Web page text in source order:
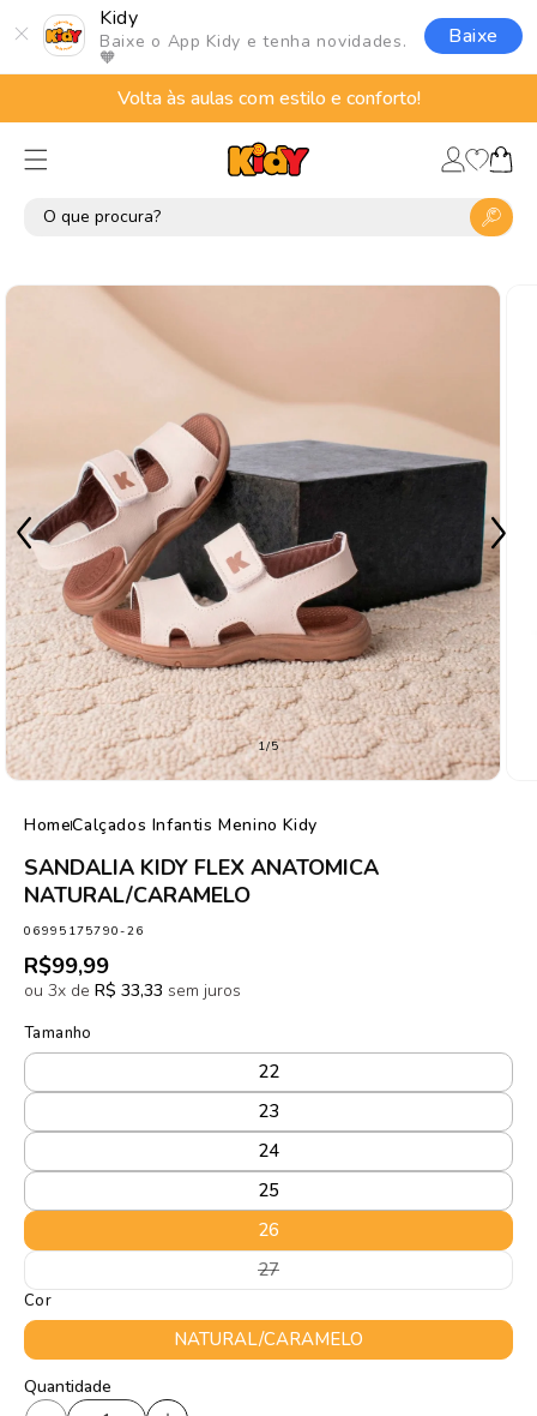
Kidy
Baixe o App Kidy e tenha novidades.
🧡
Baixe
para o
conteúdo
Volta às aulas com estilo e conforto!
Fazer
login
Lista
deCarrinho
1/de
5
HomeCalçados Infantis Menino Kidy
SANDALIA KIDY FLEX ANATOMICA
NATURAL/CARAMELO
SKU:
06995175790-26
Preço
normal
R$99,99
ou 3x de R$ 33,33 sem juros
Tamanho
22
23
24
25
26
27Variante
esgotada
indisponível
Cor
NATURAL/CARAMELO
Quantidade
Quantidade